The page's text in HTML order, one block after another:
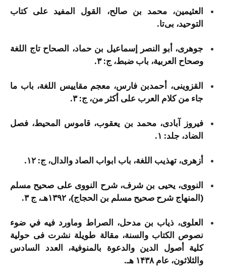
العثیمین، محمد بن صالح، القول المفید علی کتاب
التوحید، بی‌تا.
جوهری، أبو النصر إسماعیل بن حماد، الصحاح تاج اللغة
وصحاح العربیة، باب ضبط، ج: ۳.
القزوینی، أحمدبن فارس، معجم مقاییس اللغة، باب ما
جاء من کلام العرب علی أکثر من، ج: ۳.
فیروز آبادی، محمد بن یعقوب، قاموس المحیط، فصل
الضاد، جلد: ۱.
أزهری، تهذیب اللغة، باب ابواب الصاد والدال، ج: ۱۲.
النووی، یحیی بن شرف، شرح النووی علی صحیح مسلم
(المنهاج شرح صحیح مسلم بن الحجاج)، ۱۳۹۲هـ، ج ۳.
العلوی، ذیاب بن مدحل، الصراط وماورد فیه في ضوء
نصوص الکتاب والسنة، مقالة طویلة نشرت فی حولیة
کلیة أصول الدین والدعوة بالمنوفیة، العدد السادس
والثلاثون، عام ۱۴۳۸ هـ.